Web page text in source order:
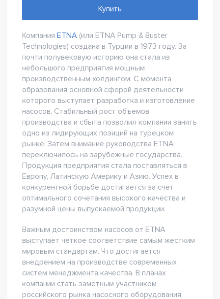
Купить
Компания ETNA (или ETNA Pump & Buster
Technologies) создана в Турции в 1973 году. За
почти полувековую историю она стала из
небольшого предприятия мощным
производственным холдингом. С момента
образования основной сферой деятельности
которого выступает разработка и изготовление
насосов. Стабильный рост объемов
производства и сбыта позволил компании занять
одно из лидирующих позиций на турецком
рынке. Затем внимание руководства ETNA
переключилось на зарубежные государства.
Продукция предприятия стала поставляться в
Европу, Латинскую Америку и Азию. Успех в
конкурентной борьбе достигается за счет
оптимального сочетания высокого качества и
разумной цены выпускаемой продукции.
Важным достоинством насосов от ETNA
выступает четкое соответствие самым жестким
мировым стандартам. Что достигается
внедрением на производстве современных
систем менеджмента качества. В планах
компании стать заметным участником
российского рынка насосного оборудования.